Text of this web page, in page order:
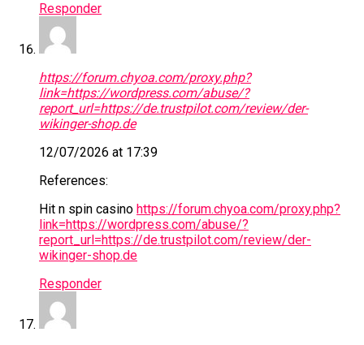
Responder
https://forum.chyoa.com/proxy.php?
link=https://wordpress.com/abuse/?
report_url=https://de.trustpilot.com/review/der-
wikinger-shop.de
12/07/2026 at 17:39
References:
Hit n spin casino https://forum.chyoa.com/proxy.php?
link=https://wordpress.com/abuse/?
report_url=https://de.trustpilot.com/review/der-
wikinger-shop.de
Responder